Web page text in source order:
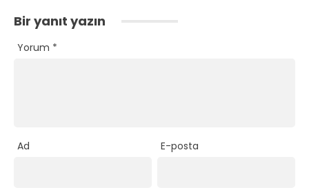
Bir yanıt yazın
Yorum *
Ad E-posta